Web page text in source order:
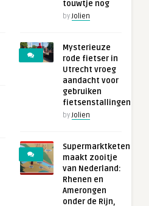
touwtje nog
byJolien
Mysterieuze
rode fietser in
Utrecht vroeg
aandacht voor
gebruiken
fietsenstallingen
byJolien
Supermarktketen
maakt zooitje
van Nederland:
Rhenen en
Amerongen
onder de Rijn,